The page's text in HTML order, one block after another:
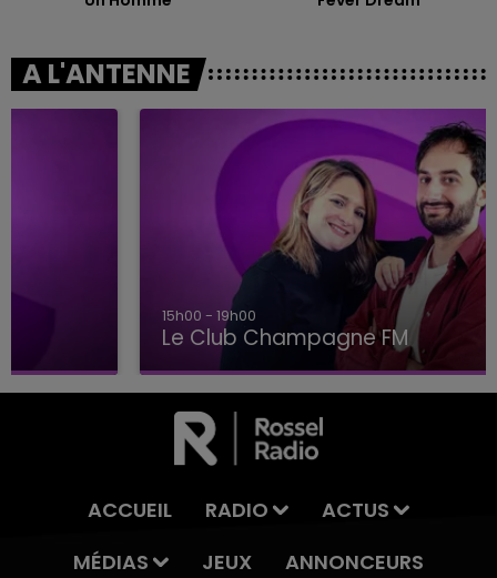
A L'ANTENNE
Le Club Champagne FM
ACCUEIL RADIO
ACTUS
MÉDIAS
JEUX ANNONCEURS